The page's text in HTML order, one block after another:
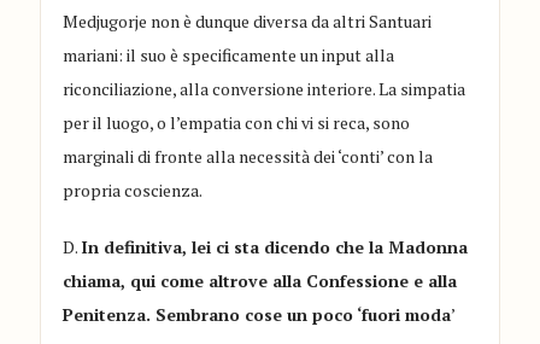
Medjugorje non è dunque diversa da altri Santuari
mariani: il suo è specificamente un input alla
riconciliazione, alla conversione interiore. La simpatia
per il luogo, o l’empatia con chi vi si reca, sono
marginali di fronte alla necessità dei ‘conti’ con la
propria coscienza.
D. In definitiva, lei ci sta dicendo che la Madonna
chiama, qui come altrove alla Confessione e alla
Penitenza. Sembrano cose un poco ‘fuori moda’